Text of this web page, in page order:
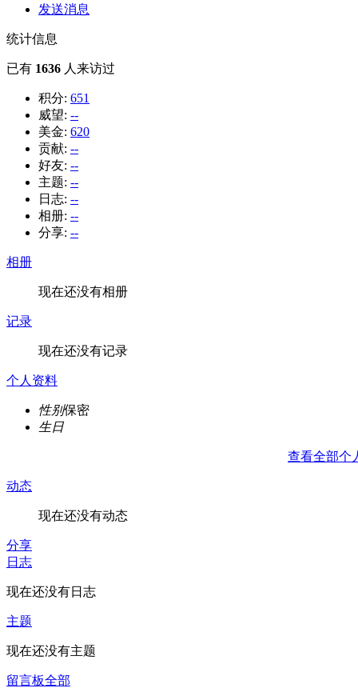
发送消息
统计信息
已有 1636 人来访过
积分: 651
威望: --
美金: 620
贡献: --
好友: --
主题: --
日志: --
相册: --
分享: --
相册
现在还没有相册
记录
现在还没有记录
个人资料
性别保密
生日
查看全部个
动态
现在还没有动态
分享
日志
现在还没有日志
主题
现在还没有主题
留言板全部